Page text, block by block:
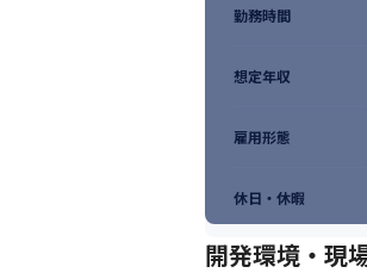
勤務時間
想定年収
雇用形態
休日・休暇
開発環境・現